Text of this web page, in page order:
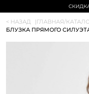
< НАЗАД |ГЛАВНАЯ/
БЛУЗКА ПРЯМОГО